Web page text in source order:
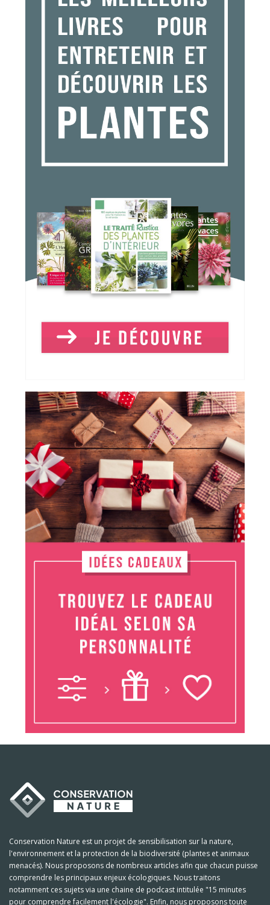
Conservation Nature est un projet de sensibilisation sur la nature,
l'environnement et la protection de la biodiversité (plantes et animaux
menacés). Nous proposons de nombreux articles afin que chacun puisse
comprendre les principaux enjeux écologiques. Nous traitons
notamment ces sujets via une chaine de podcast intitulée "15 minutes
pour comprendre facilement l'écologie". Enfin, nous proposons toute